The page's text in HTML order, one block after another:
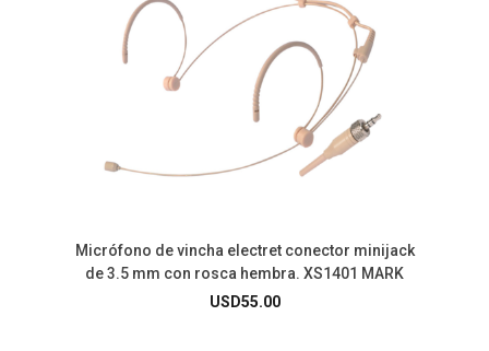
Micrófono de vincha electret conector minijack
de 3.5 mm con rosca hembra. XS1401 MARK
USD55.00